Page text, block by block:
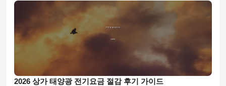
2026 상가 태양광 전기요금 절감 후기 가이드